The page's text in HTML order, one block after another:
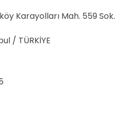
Karayolları Mah. 559 Sok.
/ TÜRKİYE